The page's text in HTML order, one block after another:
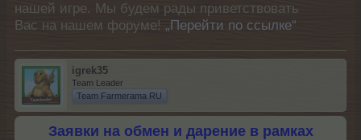
нашей игре. Мы будем рады приветствовать
Вас на нашем форуме! „Перейти по ссылке“
igrek35
Team Leader
Team Farmerama RU
Заявки на обмен и дарение в рамках